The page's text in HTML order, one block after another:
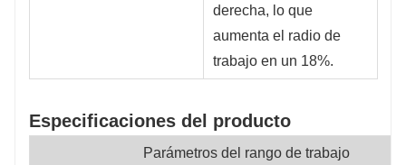
derecha, lo que
aumenta el radio de
trabajo en un 18%.
Especificaciones del producto
Parámetros del rango de trabajo